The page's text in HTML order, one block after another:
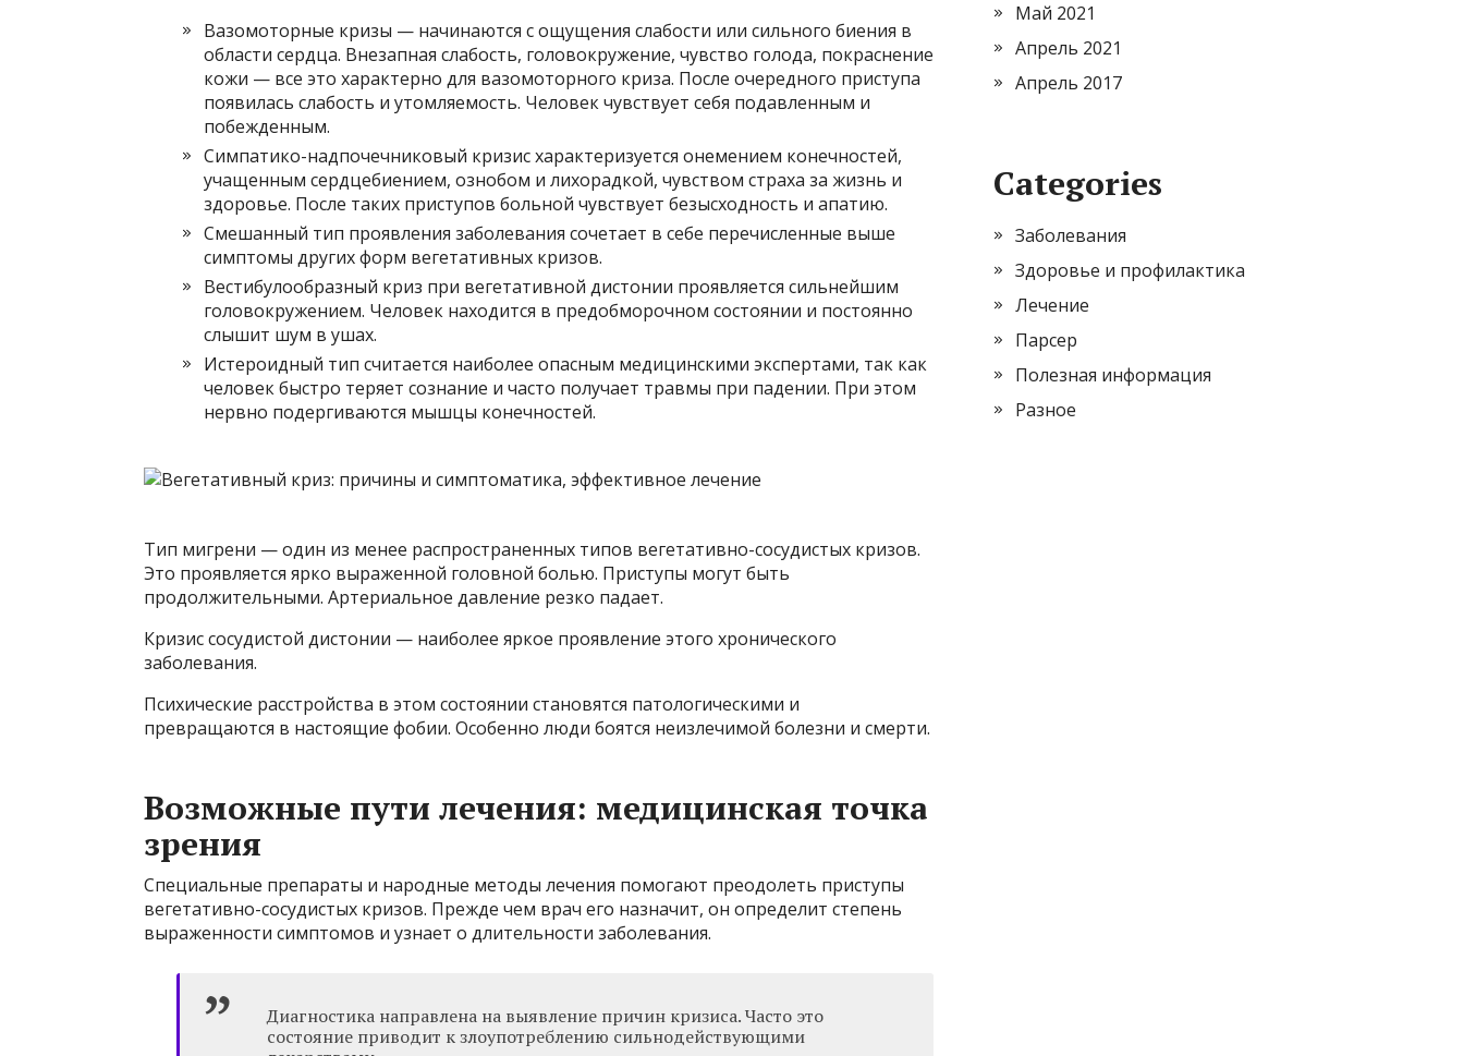
Вазомоторные кризы — начинаются с ощущения слабости или сильного биения в
области сердца. Внезапная слабость, головокружение, чувство голода, покраснение
кожи — все это характерно для вазомоторного криза. После очередного приступа
появилась слабость и утомляемость. Человек чувствует себя подавленным и
побежденным.
Симпатико-надпочечниковый кризис характеризуется онемением конечностей,
учащенным сердцебиением, ознобом и лихорадкой, чувством страха за жизнь и
здоровье. После таких приступов больной чувствует безысходность и апатию.
Смешанный тип проявления заболевания сочетает в себе перечисленные выше
симптомы других форм вегетативных кризов.
Вестибулообразный криз при вегетативной дистонии проявляется сильнейшим
головокружением. Человек находится в предобморочном состоянии и постоянно
слышит шум в ушах.
Истероидный тип считается наиболее опасным медицинскими экспертами, так как
человек быстро теряет сознание и часто получает травмы при падении. При этом
нервно подергиваются мышцы конечностей.
Тип мигрени — один из менее распространенных типов вегетативно-сосудистых кризов.
Это проявляется ярко выраженной головной болью. Приступы могут быть
продолжительными. Артериальное давление резко падает.
Кризис сосудистой дистонии — наиболее яркое проявление этого хронического
заболевания.
Психические расстройства в этом состоянии становятся патологическими и
превращаются в настоящие фобии. Особенно люди боятся неизлечимой болезни и смерти.
Возможные пути лечения: медицинская точка
зрения
Специальные препараты и народные методы лечения помогают преодолеть приступы
вегетативно-сосудистых кризов. Прежде чем врач его назначит, он определит степень
выраженности симптомов и узнает о длительности заболевания.
Диагностика направлена ​​на выявление причин кризиса. Часто это
состояние приводит к злоупотреблению сильнодействующими
Май 2021
Апрель 2021
Апрель 2017
Categories
Заболевания
Здоровье и профилактика
Лечение
Парсер
Полезная информация
Разное